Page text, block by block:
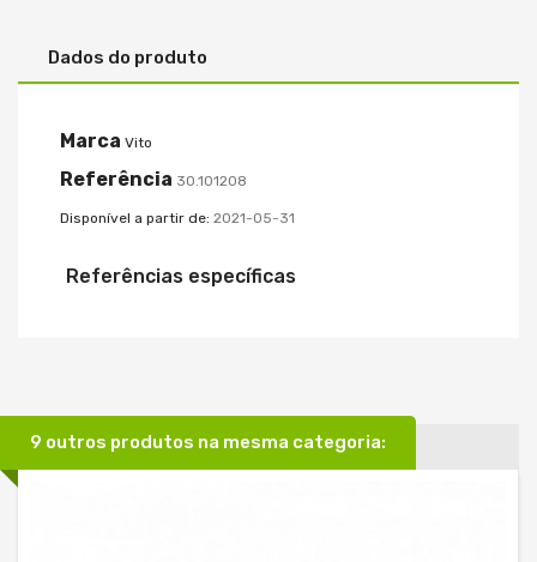
Dados do produto
Marca Vito
Referência 30.101208
Disponível a partir de: 2021-05-31
Referências específicas
9 outros produtos na mesma categoria: